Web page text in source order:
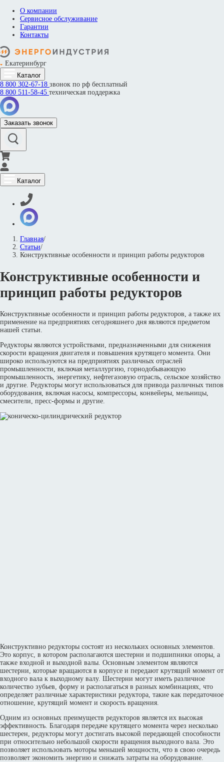
О компании
Сервисное обслуживание
Гарантии
Контакты
Екатеринбург
Каталог
8 800 302-67-18 звонок по рф бесплатный
8 800 511-58-45 техническая поддержка
Заказать звонок
Каталог
Главная/
Статьи/
Конструктивные особенности и принцип работы редукторов
Конструктивные особенности и
принцип работы редукторов
Конструктивные особенности и принцип работы редукторов, а также их
применение на предприятиях сегодняшнего дня являются предметом
нашей статьи.
Редукторы являются устройствами, предназначенными для снижения
скорости вращения двигателя и повышения крутящего момента. Они
широко используются на предприятиях различных отраслей
промышленности, включая металлургию, горнодобывающую
промышленность, энергетику, нефтегазовую отрасль, сельское хозяйство
и другие. Редукторы могут использоваться для привода различных типов
оборудования, включая насосы, компрессоры, конвейеры, мельницы,
смесители, пресс-формы и другие.
Конструктивно редукторы состоят из нескольких основных элементов.
Это корпус, в котором располагаются шестерни и подшипники опоры, а
также входной и выходной валы. Основным элементом являются
шестерни, которые вращаются в корпусе и передают крутящий момент от
входного вала к выходному валу. Шестерни могут иметь различное
количество зубьев, форму и располагаться в разных комбинациях, что
определяет различные характеристики редуктора, такие как передаточное
отношение, крутящий момент и скорость вращения.
Одним из основных преимуществ редукторов является их высокая
эффективность. Благодаря передаче крутящего момента через несколько
шестерен, редукторы могут достигать высокой передающей способности
при относительно небольшой скорости вращения выходного вала. Это
позволяет использовать моторы меньшей мощности, что в свою очередь
позволяет экономить энергию и снижать затраты на оборудование.